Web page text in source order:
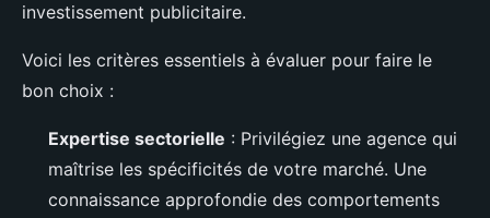
investissement publicitaire.
Voici les critères essentiels à évaluer pour faire le
bon choix :
Expertise sectorielle : Privilégiez une agence qui
maîtrise les spécificités de votre marché. Une
connaissance approfondie des comportements